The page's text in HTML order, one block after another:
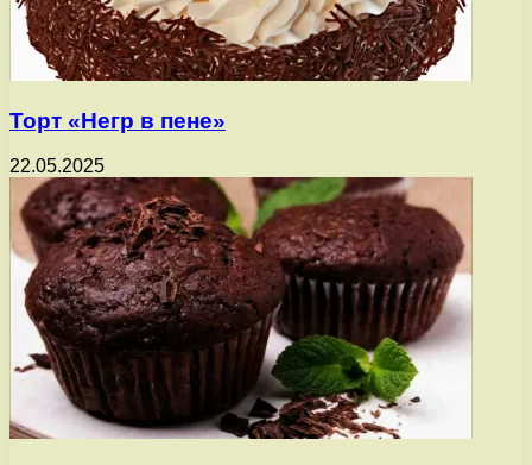
Торт «Негр в пене»
22.05.2025